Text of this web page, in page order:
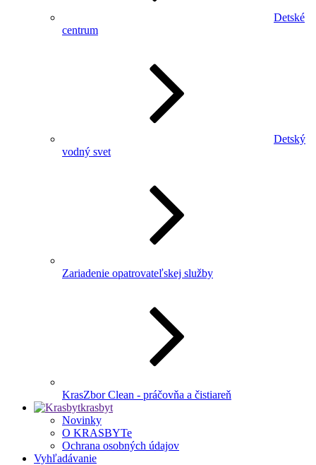
Detské
centrum
Detský
vodný svet
Zariadenie opatrovateľskej služby
KrasZbor Clean - práčovňa a čistiareň
krasbyt
Novinky
O KRASBYTe
Ochrana osobných údajov
Vyhľadávanie